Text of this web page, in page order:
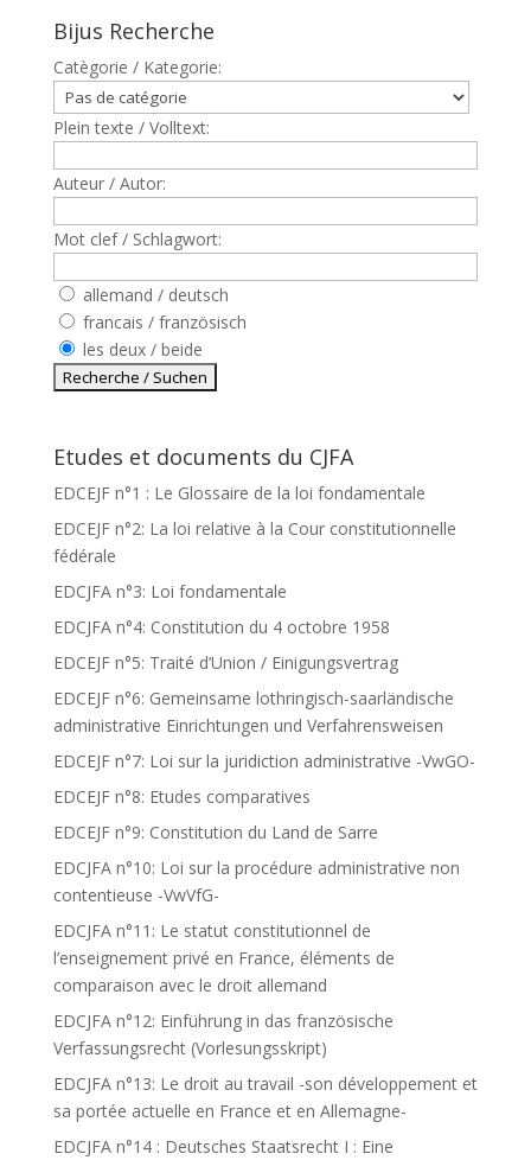
Bijus Recherche
Catègorie / Kategorie:
Plein texte / Volltext:
Auteur / Autor:
Mot clef / Schlagwort:
allemand / deutsch
francais / französisch
les deux / beide
Etudes et documents du CJFA
EDCEJF n°1 : Le Glossaire de la loi fondamentale
EDCEJF n°2: La loi relative à la Cour constitutionnelle
fédérale
EDCJFA n°3: Loi fondamentale
EDCJFA n°4: Constitution du 4 octobre 1958
EDCEJF n°5: Traité d’Union / Einigungsvertrag
EDCEJF n°6: Gemeinsame lothringisch-saarländische
administrative Einrichtungen und Verfahrensweisen
EDCEJF n°7: Loi sur la juridiction administrative -VwGO-
EDCEJF n°8: Etudes comparatives
EDCEJF n°9: Constitution du Land de Sarre
EDCJFA n°10: Loi sur la procédure administrative non
contentieuse -VwVfG-
EDCJFA n°11: Le statut constitutionnel de
l’enseignement privé en France, éléments de
comparaison avec le droit allemand
EDCJFA n°12: Einführung in das französische
Verfassungsrecht (Vorlesungsskript)
EDCJFA n°13: Le droit au travail -son développement et
sa portée actuelle en France et en Allemagne-
EDCJFA n°14 : Deutsches Staatsrecht I : Eine